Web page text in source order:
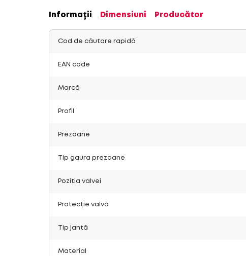
Informații Dimensiuni Producător
Cod de căutare rapidă
EAN code
Marcă
Profil
Prezoane
Tip gaura prezoane
Poziția valvei
Protecție valvă
Tip jantă
Material